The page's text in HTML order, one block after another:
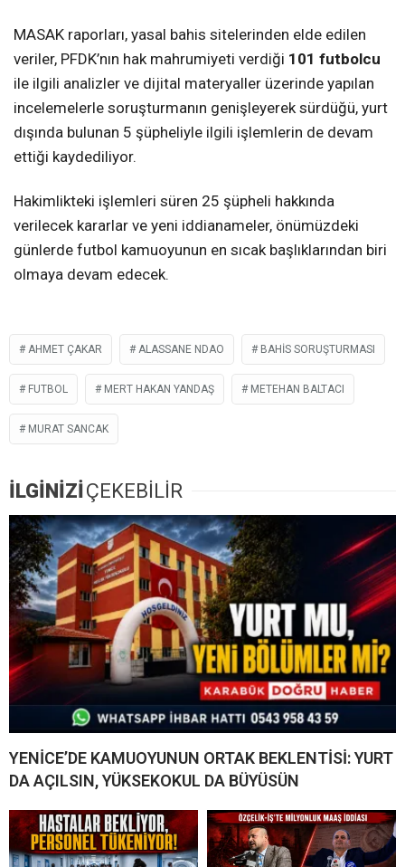
MASAK raporları, yasal bahis sitelerinden elde edilen
veriler, PFDK’nın hak mahrumiyeti verdiği 101 futbolcu
ile ilgili analizler ve dijital materyaller üzerinde yapılan
incelemelerle soruşturmanın genişleyerek sürdüğü, yurt
dışında bulunan 5 şüpheliyle ilgili işlemlerin de devam
ettiği kaydediliyor.
Hakimlikteki işlemleri süren 25 şüpheli hakkında
verilecek kararlar ve yeni iddianameler, önümüzdeki
günlerde futbol kamuoyunun en sıcak başlıklarından biri
olmaya devam edecek.
AHMET ÇAKAR ALASSANE NDAO BAHIS SORUŞTURMASI
FUTBOL MERT HAKAN YANDAŞ METEHAN BALTACI
MURAT SANCAK
İLGİNİZİÇEKEBİLİR
YENİCE’DE KAMUOYUNUN ORTAK BEKLENTİSİ: YURT
DA AÇILSIN, YÜKSEKOKUL DA BÜYÜSÜN